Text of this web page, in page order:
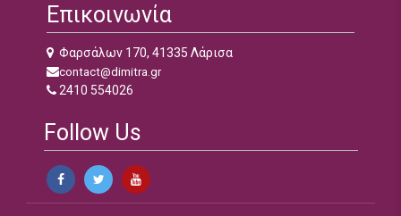
Επικοινωνία
Φαρσάλων 170, 41335 Λάρισα
contact@dimitra.gr
2410 554026
Follow Us